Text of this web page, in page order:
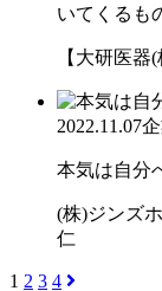
いてくるも
【大研医
2022.11.07
本気は自分
(株)ジンズ
仁
1 2 3 4